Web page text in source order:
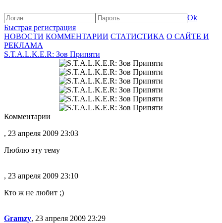
Ok
Быстрая регистрация
НОВОСТИ КОММЕНТАРИИ СТАТИСТИКА О САЙТЕ И
РЕКЛАМА
S.T.A.L.K.E.R: Зов Припяти
Комментарии
, 23 апреля 2009 23:03
Люблю эту тему
, 23 апреля 2009 23:10
Кто ж не любит ;)
Gramzy, 23 апреля 2009 23:29